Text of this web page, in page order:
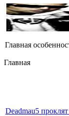
Главная
Главная
Deadmau5